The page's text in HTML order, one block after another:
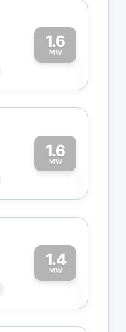
1.6
MW1
1.6
MW1
1.4
MW1